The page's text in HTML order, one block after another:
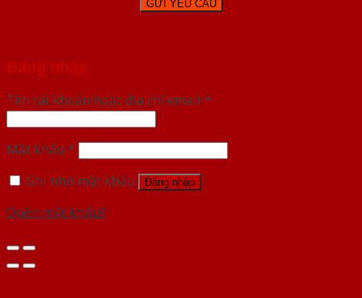
Đăng nhập
Tên tài khoản hoặc địa chỉ email *
Mật khẩu *
Ghi nhớ mật khẩu
Đăng nhập
Quên mật khẩu?